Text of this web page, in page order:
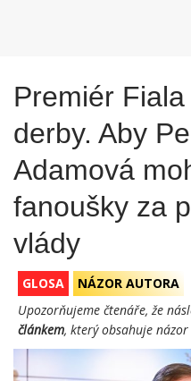
Premiér
derby. Aby
Adamová
fanoušky za
vlády
GLOSA
NÁZOR AUTORA
Upozorňujeme čtenáře, že
článkem, který obsahuje